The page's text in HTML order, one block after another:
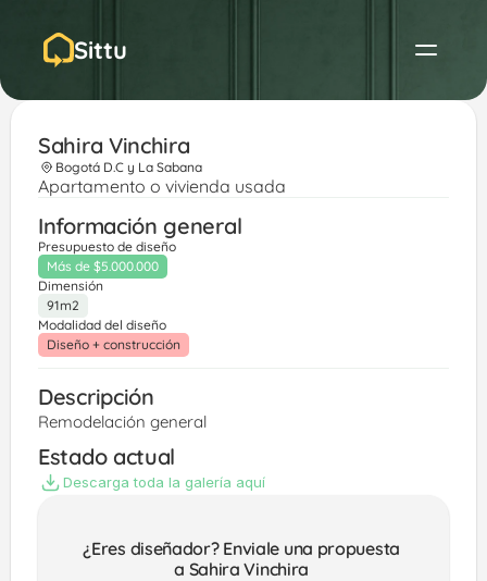
Sittu
Sahira Vinchira
Bogotá D.C y La Sabana
Apartamento o vivienda usada
Información general
Presupuesto de diseño
Más de $5.000.000
Dimensión
91m2
Modalidad del diseño
Diseño + construcción
Descripción
Remodelación general
Estado actual
Descarga toda la galería aquí
¿Eres diseñador? Enviale una propuesta
a Sahira Vinchira